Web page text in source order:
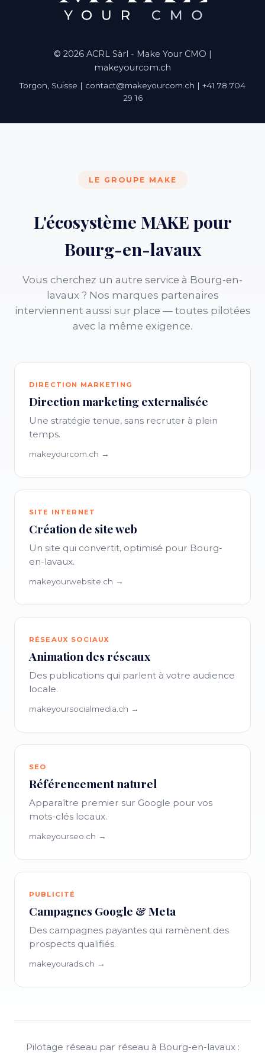
© 2026 ACRL Sàrl - Make Your CMO |
makeyourcom.ch
Torgon, Suisse | contact@makeyourcom.ch | +41 78 704
29 16
LE GROUPE MAKE
L'écosystème MAKE pour
Bourg-en-lavaux
Vous cherchez un autre service à Bourg-en-
lavaux ? Nos marques partenaires
interviennent aussi sur place — toutes pilotées
avec la même exigence.
DIRECTION MARKETING
Direction marketing externalisée
Une stratégie tenue, sans recruter à plein
temps.
makeyourcom.ch →
SITE INTERNET
Création de site web
Un site qui convertit, optimisé pour Bourg-
en-lavaux.
makeyourwebsite.ch →
RÉSEAUX SOCIAUX
Animation des réseaux
Des publications qui parlent à votre audience
locale.
makeyoursocialmedia.ch →
SEO
Référencement naturel
Apparaître premier sur Google pour vos
mots-clés locaux.
makeyourseo.ch →
PUBLICITÉ
Campagnes Google & Meta
Des campagnes payantes qui ramènent des
prospects qualifiés.
makeyourads.ch →
Pilotage réseau par réseau à Bourg-en-lavaux :